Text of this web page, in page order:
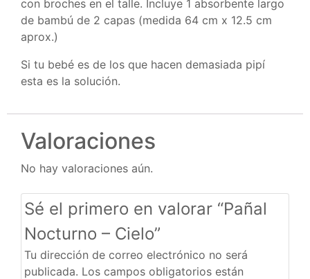
con broches en el talle. Incluye 1 absorbente largo
de bambú de 2 capas (medida 64 cm x 12.5 cm
aprox.)
Si tu bebé es de los que hacen demasiada pipí
esta es la solución.
Valoraciones
No hay valoraciones aún.
Sé el primero en valorar “Pañal
Nocturno – Cielo”
Tu dirección de correo electrónico no será
publicada. Los campos obligatorios están